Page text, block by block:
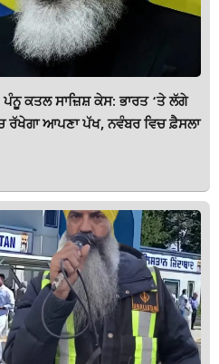
ਕਤਲ ਸਾਜ਼ਿਸ਼ ਕੇਸ: ਭਾਰਤ ‘ਤੇ ਲੱਗੇ
ਰੱਖੇਗਾ ਆਪਣਾ ਪੱਖ, ਨਵੰਬਰ ਵਿਚ ਫ਼ੈਸਲਾ